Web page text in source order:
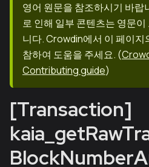
영어 원문을 참조하시기 바랍
로 인해 일부 콘텐츠는 영문
니다. Crowdin에서 이 페이지
참하여 도움을 주세요. (
Contributing guide)
[Transaction]